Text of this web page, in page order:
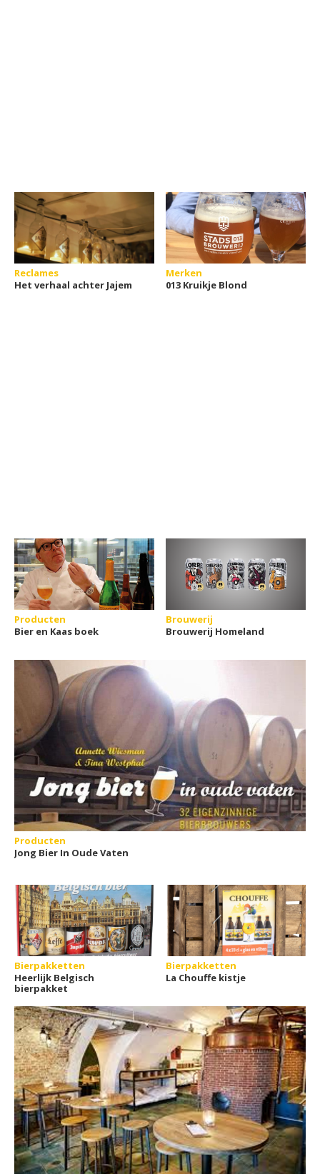
Reclames
Het verhaal achter Jajem
Merken
013 Kruikje Blond
Producten
Bier en Kaas boek
Brouwerij
Brouwerij Homeland
Producten
Jong Bier In Oude Vaten
Bierpakketten
Heerlijk Belgisch
bierpakket
Bierpakketten
La Chouffe kistje